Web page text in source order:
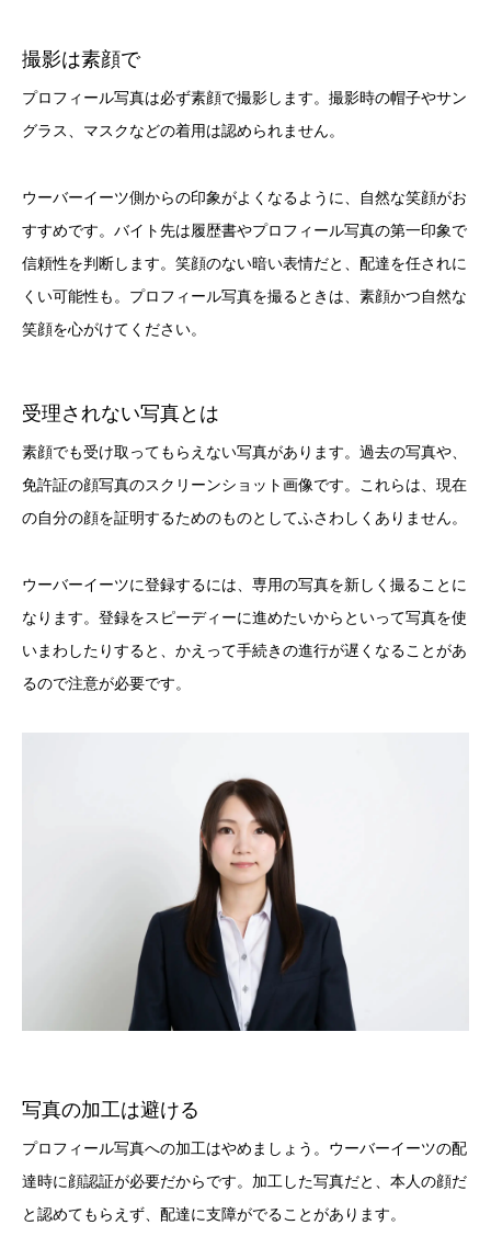
撮影は素顔で
プロフィール写真は必ず素顔で撮影します。撮影時の帽子やサン
グラス、マスクなどの着用は認められません。
ウーバーイーツ側からの印象がよくなるように、自然な笑顔がお
すすめです。バイト先は履歴書やプロフィール写真の第一印象で
信頼性を判断します。笑顔のない暗い表情だと、配達を任されに
くい可能性も。プロフィール写真を撮るときは、素顔かつ自然な
笑顔を心がけてください。
受理されない写真とは
素顔でも受け取ってもらえない写真があります。過去の写真や、
免許証の顔写真のスクリーンショット画像です。これらは、現在
の自分の顔を証明するためのものとしてふさわしくありません。
ウーバーイーツに登録するには、専用の写真を新しく撮ることに
なります。登録をスピーディーに進めたいからといって写真を使
いまわしたりすると、かえって手続きの進行が遅くなることがあ
るので注意が必要です。
写真の加工は避ける
プロフィール写真への加工はやめましょう。ウーバーイーツの配
達時に顔認証が必要だからです。加工した写真だと、本人の顔だ
と認めてもらえず、配達に支障がでることがあります。